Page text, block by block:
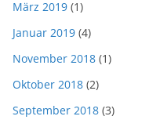
März 2019 (1)
Januar 2019 (4)
November 2018 (1)
Oktober 2018 (2)
September 2018 (3)